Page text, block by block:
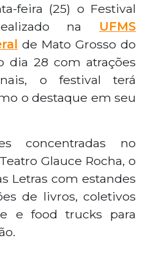
feira (25) o Festival
na UFMS
de Mato Grosso do
dia 28 com atrações
o festival terá
o destaque em seu
concentradas no
Glauce Rocha, o
Letras com estandes
de livros, coletivos
e food trucks para